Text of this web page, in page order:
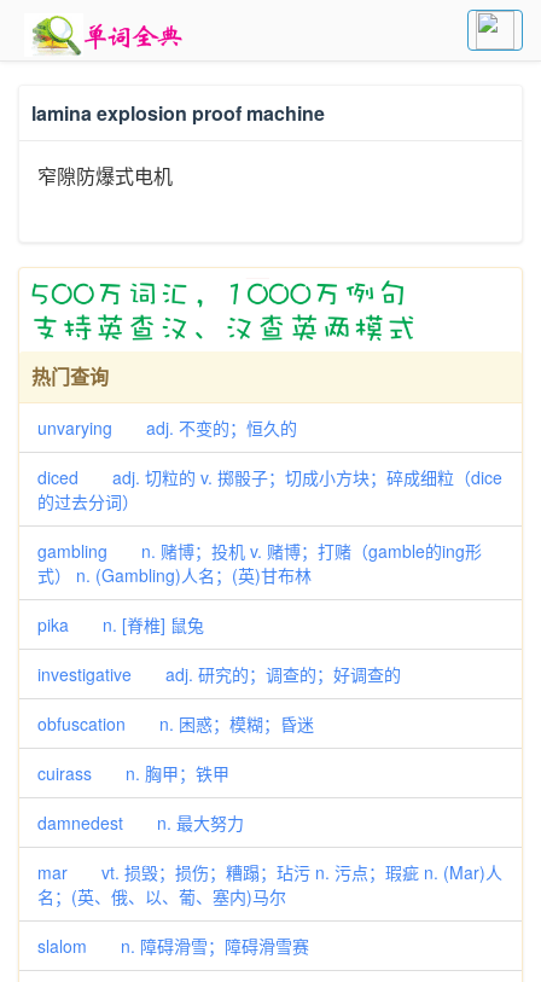
lamina explosion proof machine
窄隙防爆式电机
热门查询
unvarying adj. 不变的；恒久的
diced adj. 切粒的 v. 掷骰子；切成小方块；碎成细粒（dice
的过去分词）
gambling n. 赌博；投机 v. 赌博；打赌（gamble的ing形
式） n. (Gambling)人名；(英)甘布林
pika n. [脊椎] 鼠兔
investigative adj. 研究的；调查的；好调查的
obfuscation n. 困惑；模糊；昏迷
cuirass n. 胸甲；铁甲
damnedest n. 最大努力
mar vt. 损毁；损伤；糟蹋；玷污 n. 污点；瑕疵 n. (Mar)人
名；(英、俄、以、葡、塞内)马尔
slalom n. 障碍滑雪；障碍滑雪赛